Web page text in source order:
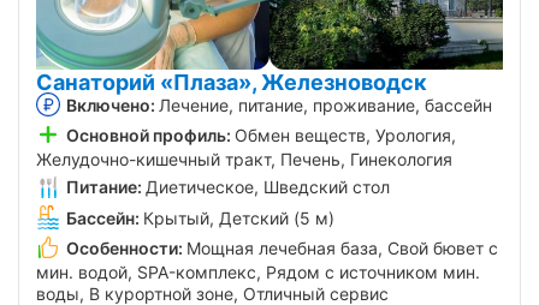
Санаторий «Плаза», Железноводск
Включено: Лечение, питание, проживание, бассейн
Основной профиль: Обмен веществ, Урология,
Желудочно-кишечный тракт, Печень, Гинекология
Питание: Диетическое, Шведский стол
Бассейн: Крытый, Детский (5 м)
Особенности: Мощная лечебная база, Свой бювет с
мин. водой, SPA-комплекс, Рядом с источником мин.
воды, В курортной зоне, Отличный сервис